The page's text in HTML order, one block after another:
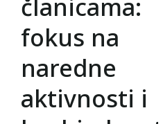
članicama:
fokus na
naredne
aktivnosti i